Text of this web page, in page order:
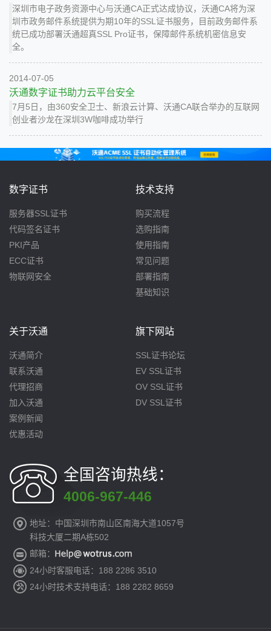
深圳市电子政务资源中心与沃通CA正式达成协议，沃通CA将为深
圳市政务邮件系统提供为期10年的SSL证书服务，目前政务邮件系
统已成功部署沃通超真SSL Pro证书，保障邮件系统机密信息安
全。
2014-07-05
沃通数字证书助力云平台安全
7月5日，由360安全卫士、新浪云计算、沃通CA联合举办的互联网
创业者沙龙在深圳3W咖啡成功举行
数字证书
服务器SSL证书
代码签名证书
PKI产品
ECC证书
物联网安全
技术支持
购买流程
选购指南
使用指南
常见问题
部署指南
基础知识
关于沃通
沃通简介
联系沃通
代理招商
加入沃通
案例新闻
优惠活动
旗下网站
SSL证书论坛
EV SSL证书
OV SSL证书
DV SSL证书
全国咨询热线：
4006-967-446
地址：中国深圳市南山区南海大道1057号
科技大厦二期A栋502
邮箱：
24小时客服电话：188 2286 3510
24小时技术支持电话：188 2282 8659